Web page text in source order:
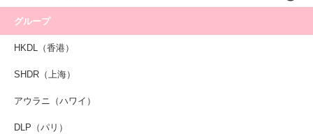
グループ
HKDL（香港）
SHDR（上海）
アウラニ（ハワイ）
DLP（パリ）